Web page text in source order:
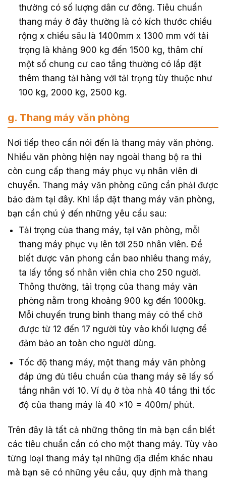
thường có số lượng dân cư đông. Tiêu chuẩn
thang máy ở đây thường là có kích thước chiều
rộng x chiều sâu là 1400mm x 1300 mm với tải
trọng là khảng 900 kg đến 1500 kg, thâm chí
một số chung cư cao tầng thường có lắp đặt
thêm thang tải hàng với tải trọng tùy thuộc như
100 kg, 2000 kg, 2500 kg.
g. Thang máy văn phòng
Nơi tiếp theo cần nói đến là thang máy văn phòng.
Nhiều văn phòng hiện nay ngoài thang bộ ra thì
còn cung cấp thang máy phục vụ nhân viên di
chuyển. Thang máy văn phòng cũng cần phải được
bảo đảm tại đây. Khi lắp đặt thang máy văn phòng,
bạn cần chú ý đến những yêu cầu sau:
Tải trọng của thang máy, tại văn phòng, mỗi
thang máy phục vụ lên tới 250 nhân viên. Để
biết được văn phong cần bao nhiêu thang máy,
ta lấy tổng số nhân viên chia cho 250 người.
Thông thường, tải trọng của thang máy văn
phòng nằm trong khoảng 900 kg đến 1000kg.
Mỗi chuyến trung bình thang máy có thể chở
được từ 12 đến 17 người tùy vào khối lượng để
đảm bảo an toàn cho người dùng.
Tốc độ thang máy, một thang máy văn phòng
đáp ứng đủ tiêu chuẩn của thang máy sẽ lấy số
tầng nhân với 10. Ví dụ ở tòa nhà 40 tầng thì tốc
độ của thang máy là 40 x10 = 400m/ phút.
Trên đây là tất cả những thông tin mà bạn cần biết
các tiêu chuẩn cần có cho một thang máy. Tùy vào
từng loại thang máy tại những địa điểm khác nhau
mà bạn sẽ có những yêu cầu, quy định mà thang